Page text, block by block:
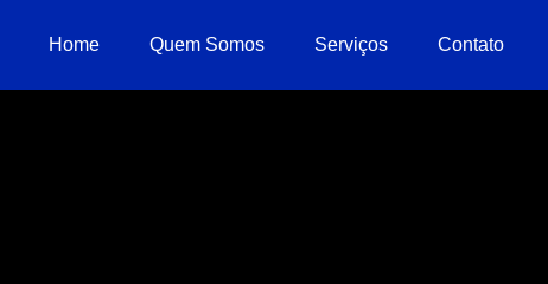
Home Quem Somos Serviços Contato